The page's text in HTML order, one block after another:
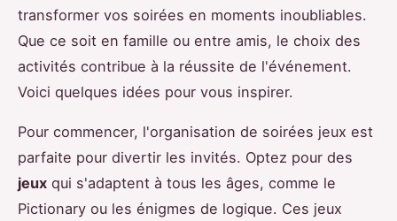
transformer vos soirées en moments inoubliables.
Que ce soit en famille ou entre amis, le choix des
activités contribue à la réussite de l'événement.
Voici quelques idées pour vous inspirer.
Pour commencer, l'organisation de soirées jeux est
parfaite pour divertir les invités. Optez pour des
jeux qui s'adaptent à tous les âges, comme le
Pictionary ou les énigmes de logique. Ces jeux